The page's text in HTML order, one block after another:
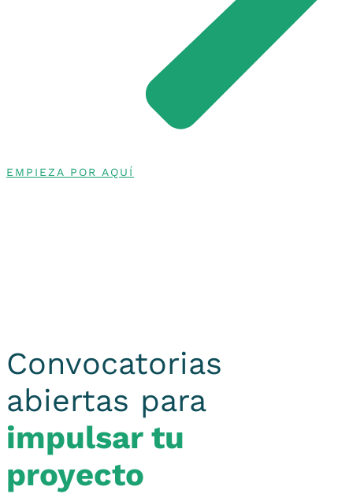
EMPIEZA POR AQUÍ
Convocatorias
abiertas para
impulsar tu
proyecto